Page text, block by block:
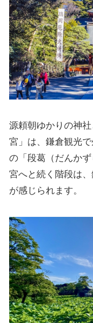
源頼朝ゆかりの神
宮」は、鎌倉観光
の「段葛（だんか
宮へと続く階段は
が感じられます。